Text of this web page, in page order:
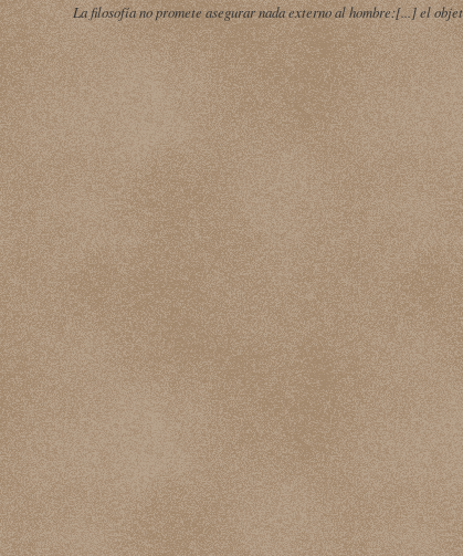
La filosofía no promete asegurar nada externo al hombre:[...] el